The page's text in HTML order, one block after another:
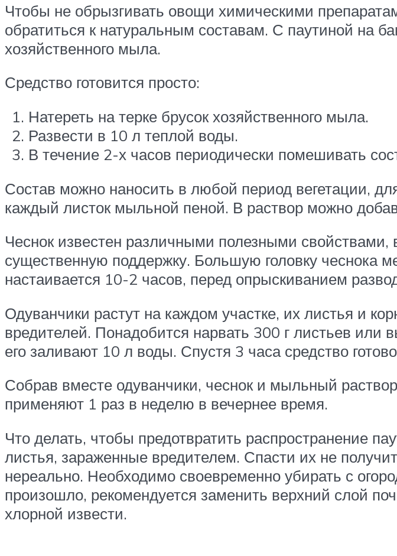
Чтобы не обрызгивать овощи химическими
обратиться к натуральным составам. С паутиной на
хозяйственного мыла.
Средство готовится просто:
Натереть на терке брусок хозяйственного мыла.
Развести в 10 л теплой воды.
В течение 2-х часов периодически помешивать
Состав можно наносить в любой период вегетации,
каждый листок мыльной пеной. В раствор можно
Чеснок известен различными полезными свойствами,
существенную поддержку. Большую головку чеснока
настаивается 10-2 часов, перед опрыскиванием
Одуванчики растут на каждом участке, их листья и
вредителей. Понадобится нарвать 300 г листьев или
его заливают 10 л воды. Спустя 3 часа средство
Собрав вместе одуванчики, чеснок и мыльный
применяют 1 раз в неделю в вечернее время.
Что делать, чтобы предотвратить распространение
листья, зараженные вредителем. Спасти их не
нереально. Необходимо своевременно убирать с
произошло, рекомендуется заменить верхний слой
хлорной извести.